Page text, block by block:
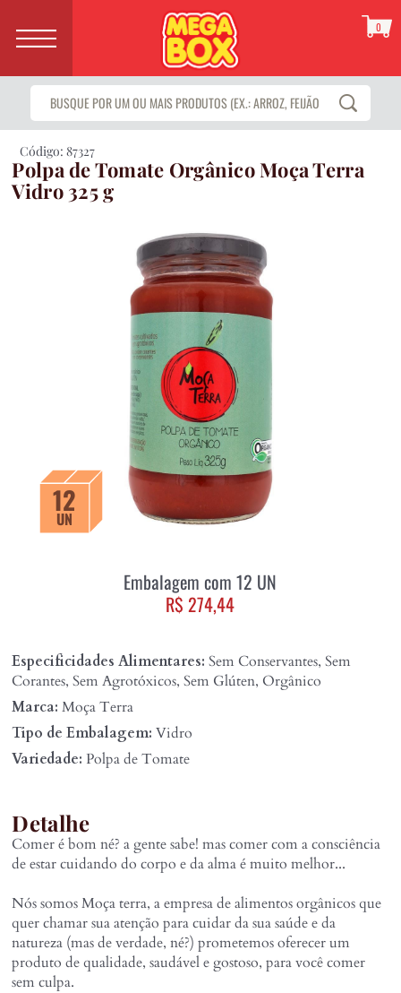
0
Código: 87327
Polpa de Tomate Orgânico Moça Terra
Vidro 325 g
12
UN
Embalagem com 12 UN
R$ 274,44
Especificidades Alimentares: Sem Conservantes, Sem
Corantes, Sem Agrotóxicos, Sem Glúten, Orgânico
Marca: Moça Terra
Tipo de Embalagem: Vidro
Variedade: Polpa de Tomate
Detalhe
Comer é bom né? a gente sabe! mas comer com a consciência
de estar cuidando do corpo e da alma é muito melhor...
Nós somos Moça terra, a empresa de alimentos orgânicos que
quer chamar sua atenção para cuidar da sua saúde e da
natureza (mas de verdade, né?) prometemos oferecer um
produto de qualidade, saudável e gostoso, para você comer
sem culpa.